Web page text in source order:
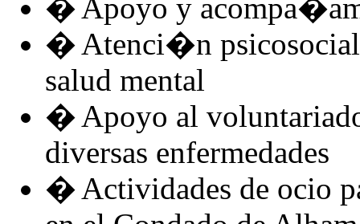
�Apoyo y
�Atenci�n
salud mental
�Apoyo al
diversas enfermedades
�Actividades de ocio